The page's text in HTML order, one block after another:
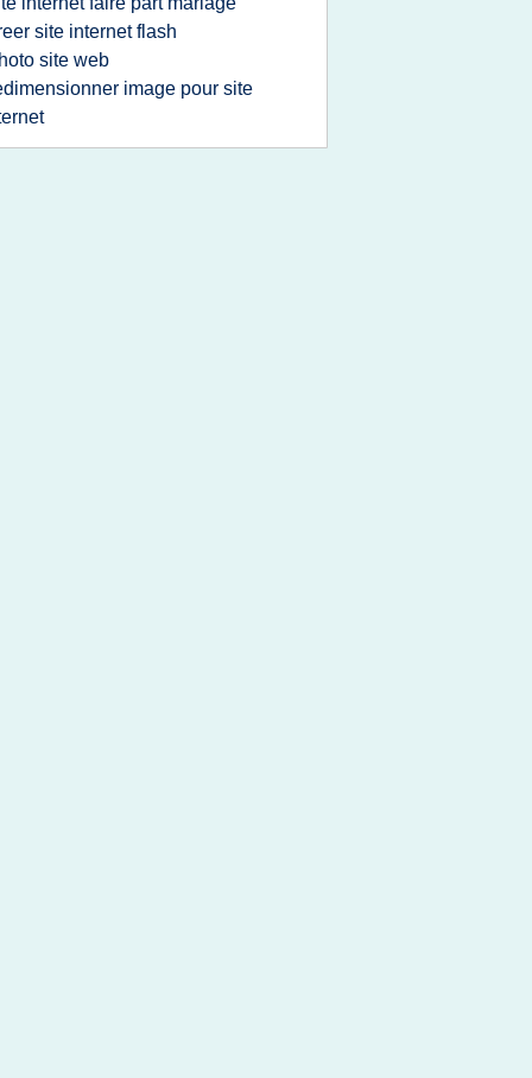
site internet flash
site web
image pour site